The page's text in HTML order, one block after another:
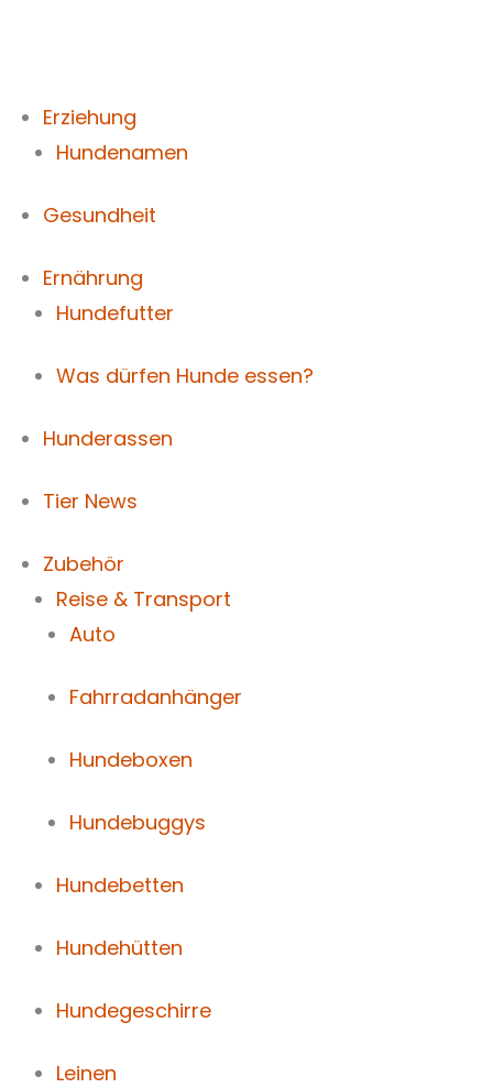
Erziehung
Hundenamen
Gesundheit
Ernährung
Hundefutter
Was dürfen Hunde essen?
Hunderassen
Tier News
Zubehör
Reise & Transport
Auto
Fahrradanhänger
Hundeboxen
Hundebuggys
Hundebetten
Hundehütten
Hundegeschirre
Leinen